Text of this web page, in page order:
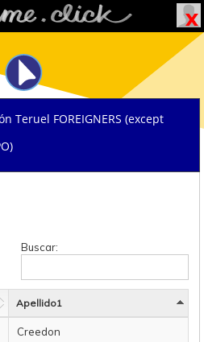
Teruel FOREIGNERS (except
Buscar:
Apellido1
Creedon